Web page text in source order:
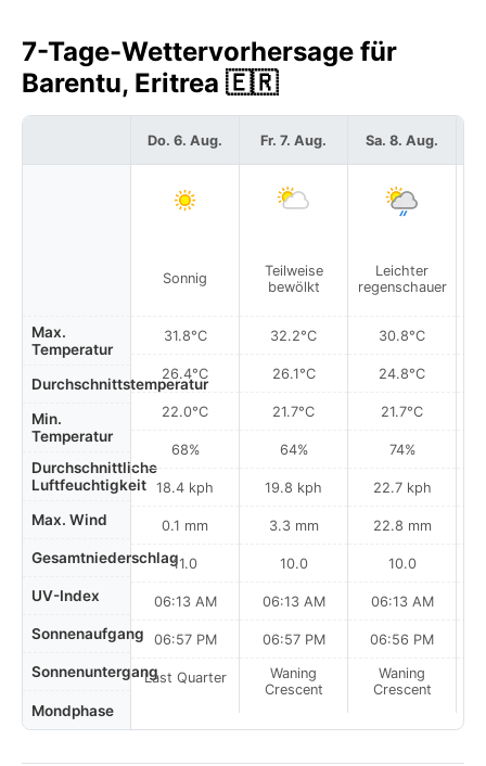
7-Tage-Wettervorhersage für
Barentu, Eritrea 🇪🇷
Max.
Temperatur
Durchschnittstemperatur
Min.
Temperatur
Durchschnittliche
Luftfeuchtigkeit
Max. Wind
Gesamtniederschlag
UV-Index
Sonnenaufgang
Sonnenuntergang
Mondphase
Do. 6. Aug.
Sonnig
31.8°C
26.4°C
22.0°C
68%
18.4 kph
0.1 mm
11.0
06:13 AM
06:57 PM
Last Quarter
Fr. 7. Aug.
Teilweise
bewölkt
32.2°C
26.1°C
21.7°C
64%
19.8 kph
3.3 mm
10.0
06:13 AM
06:57 PM
Waning
Crescent
Sa. 8. Aug.
Leichter
regenschauer
30.8°C
24.8°C
21.7°C
74%
22.7 kph
22.8 mm
10.0
06:13 AM
06:56 PM
Waning
Crescent